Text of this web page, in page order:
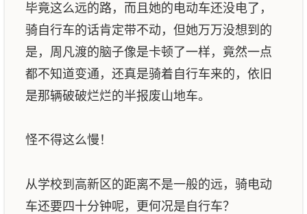
毕竟这么远的路，而且她的电动车还没电了，
骑自行车的话肯定带不动，但她万万没想到的
是，周凡渡的脑子像是卡顿了一样，竟然一点
都不知道变通，还真是骑着自行车来的，依旧
是那辆破破烂烂的半报废山地车。
怪不得这么慢！
从学校到高新区的距离不是一般的远，骑电动
车还要四十分钟呢，更何况是自行车？